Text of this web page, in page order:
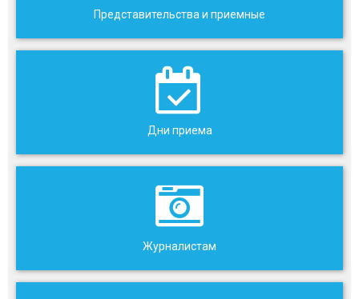
Представительства и приемные
Дни приема
Журналистам